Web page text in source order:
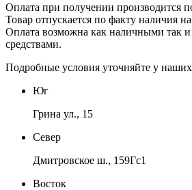
Оплата при получении производится
Товар отпускается по факту наличия
Оплата возможна как наличными так
средствами.
Подробные условия уточняйте у
Юг
Грина ул., 15
Север
Дмитровское ш., 159Гс1
Восток